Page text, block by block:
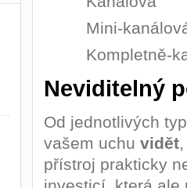
Mini-
Kompletně-
Neviditelný
Od jednotlivých
vašem uchu vidět
přístroj prakticky